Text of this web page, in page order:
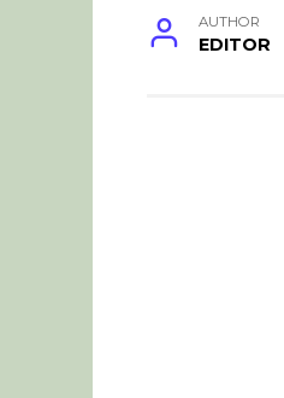
AUTHOR
EDITOR